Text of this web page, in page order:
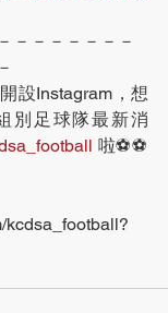
－－－－－－－
設Instagram，想
別足球隊最新消
啦⚽️⚽️
kcdsa_football?